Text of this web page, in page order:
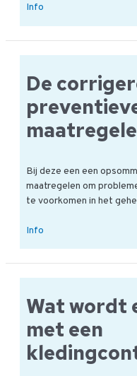
Uitzendbureau:
Info
De
Bij deze een een
maatregelen om
te voorkomen in het
De
maatregelen
Info
Wat wordt
met een